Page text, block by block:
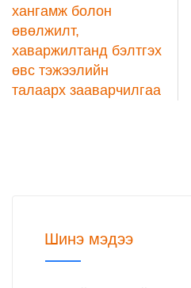
хангамж болон
өвөлжилт,
хаваржилтанд бэлтгэх
өвс тэжээлийн
талаарх зааварчилгаа
Шинэ мэдээ